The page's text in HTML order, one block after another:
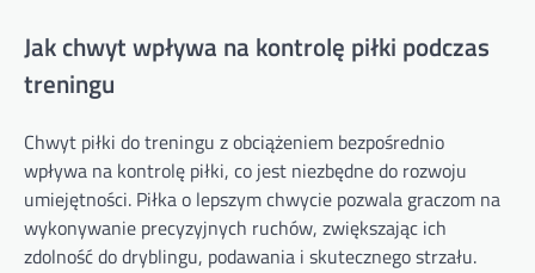
Jak chwyt wpływa na kontrolę piłki podczas
treningu
Chwyt piłki do treningu z obciążeniem bezpośrednio
wpływa na kontrolę piłki, co jest niezbędne do rozwoju
umiejętności. Piłka o lepszym chwycie pozwala graczom na
wykonywanie precyzyjnych ruchów, zwiększając ich
zdolność do dryblingu, podawania i skutecznego strzału.